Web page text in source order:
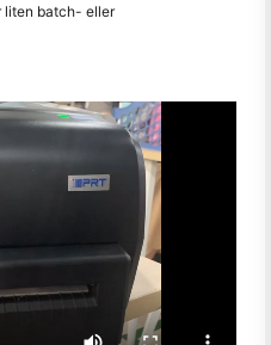
liten batch- eller